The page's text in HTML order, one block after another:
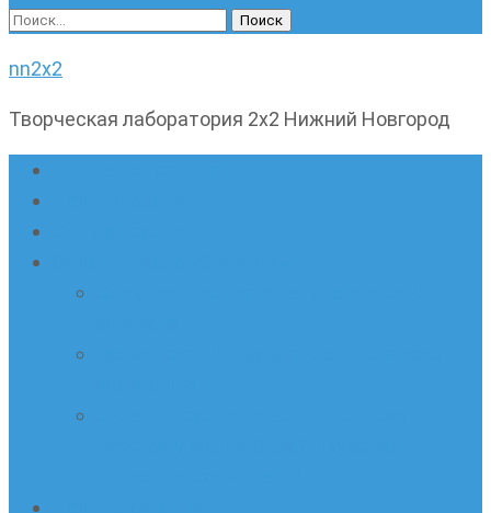
Найти:
nn2x2
Творческая лаборатория 2х2 Нижний Новгород